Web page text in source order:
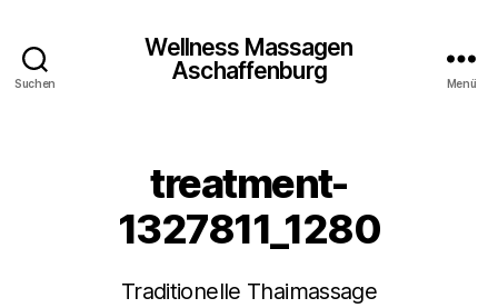
Suchen
Wellness Massagen
Aschaffenburg
Menü
treatment-
1327811_1280
Traditionelle Thaimassage